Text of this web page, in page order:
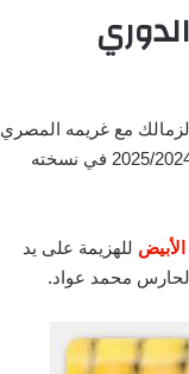
مع غريمه المصري
البورسعيدي ضمن منافسات الجولة الثالثة من عمر بطولة الدوري المصري الممتاز موسم 2025/2024 في نسخته
للهزيمة على يد
محمد عواد.